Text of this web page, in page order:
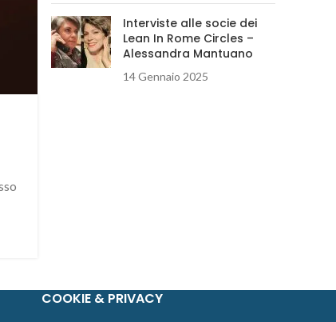
Interviste alle socie dei
Lean In Rome Circles –
Alessandra Mantuano
14 Gennaio 2025
COOKIE & PRIVACY